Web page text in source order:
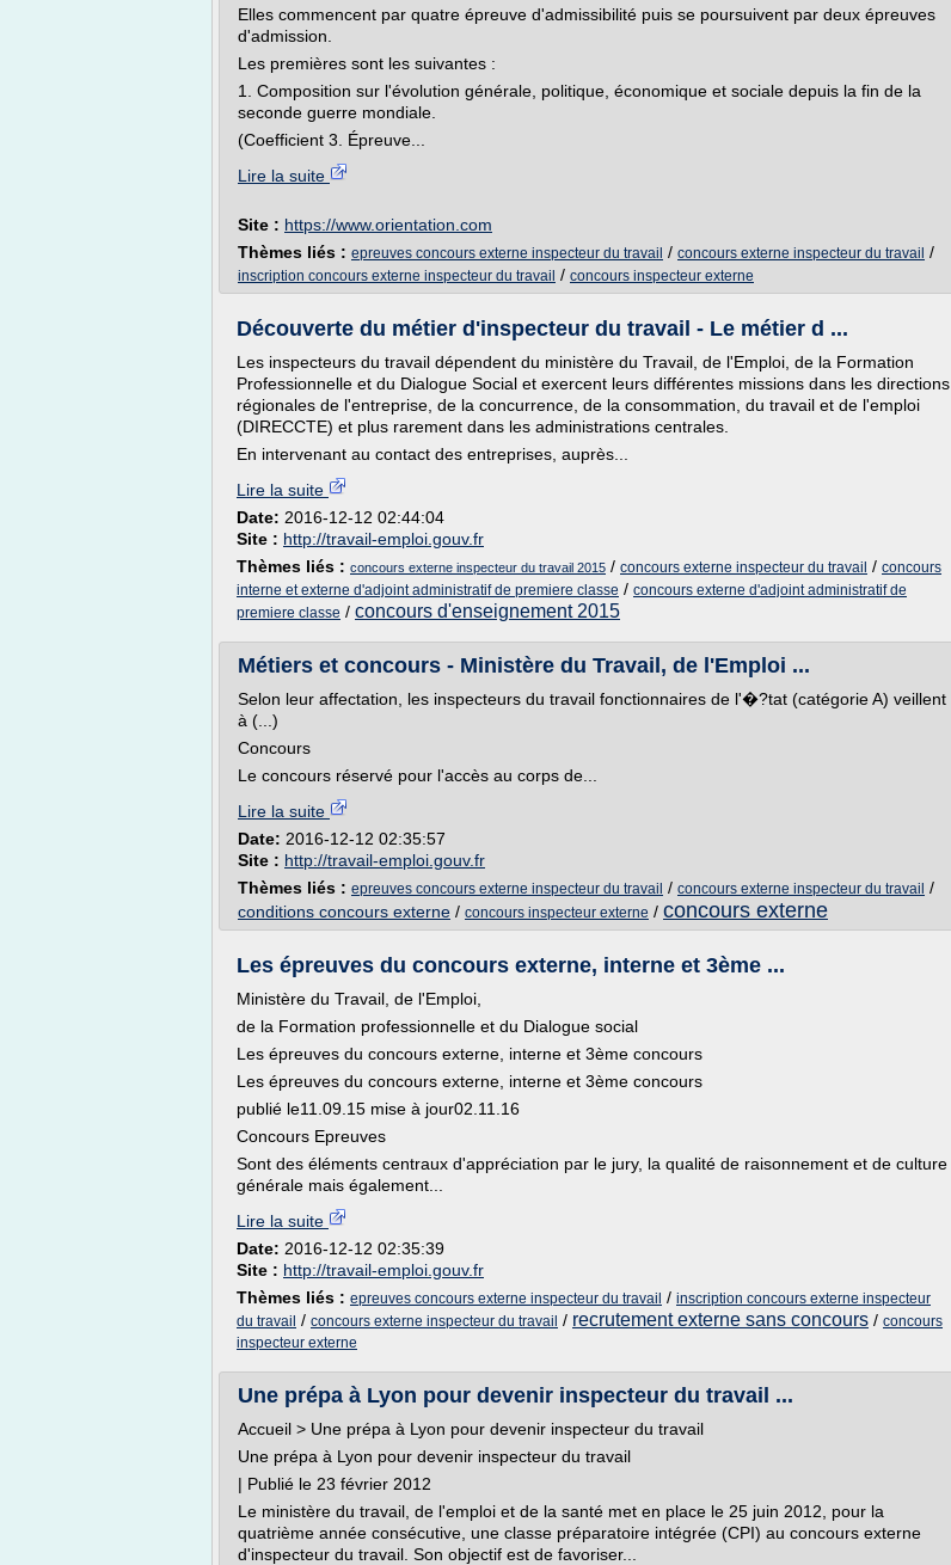
Elles commencent par quatre épreuve d'admissibilité puis se poursuivent par deux épreuves
d'admission.
Les premières sont les suivantes :
1. Composition sur l'évolution générale, politique, économique et sociale depuis la fin de la
seconde guerre mondiale.
(Coefficient 3. Épreuve...
Lire la suite
Site : https://www.orientation.com
Thèmes liés : epreuves concours externe inspecteur du travail / concours externe inspecteur du travail /
inscription concours externe inspecteur du travail / concours inspecteur externe
Découverte du métier d'inspecteur du travail - Le métier d ...
Les inspecteurs du travail dépendent du ministère du Travail, de l'Emploi, de la Formation
Professionnelle et du Dialogue Social et exercent leurs différentes missions dans les directions
régionales de l'entreprise, de la concurrence, de la consommation, du travail et de l'emploi
(DIRECCTE) et plus rarement dans les administrations centrales.
En intervenant au contact des entreprises, auprès...
Lire la suite
Date: 2016-12-12 02:44:04
Site : http://travail-emploi.gouv.fr
Thèmes liés : concours externe inspecteur du travail 2015 / concours externe inspecteur du travail / concours
interne et externe d'adjoint administratif de premiere classe / concours externe d'adjoint administratif de
premiere classe / concours d'enseignement 2015
Métiers et concours - Ministère du Travail, de l'Emploi ...
Selon leur affectation, les inspecteurs du travail fonctionnaires de l'�?tat (catégorie A) veillent
à (...)
Concours
Le concours réservé pour l'accès au corps de...
Lire la suite
Date: 2016-12-12 02:35:57
Site : http://travail-emploi.gouv.fr
Thèmes liés : epreuves concours externe inspecteur du travail / concours externe inspecteur du travail /
conditions concours externe / concours inspecteur externe / concours externe
Les épreuves du concours externe, interne et 3ème ...
Ministère du Travail, de l'Emploi,
de la Formation professionnelle et du Dialogue social
Les épreuves du concours externe, interne et 3ème concours
Les épreuves du concours externe, interne et 3ème concours
publié le11.09.15 mise à jour02.11.16
Concours Epreuves
Sont des éléments centraux d'appréciation par le jury, la qualité de raisonnement et de culture
générale mais également...
Lire la suite
Date: 2016-12-12 02:35:39
Site : http://travail-emploi.gouv.fr
Thèmes liés : epreuves concours externe inspecteur du travail / inscription concours externe inspecteur
du travail / concours externe inspecteur du travail / recrutement externe sans concours / concours
inspecteur externe
Une prépa à Lyon pour devenir inspecteur du travail ...
Accueil > Une prépa à Lyon pour devenir inspecteur du travail
Une prépa à Lyon pour devenir inspecteur du travail
| Publié le 23 février 2012
Le ministère du travail, de l'emploi et de la santé met en place le 25 juin 2012, pour la
quatrième année consécutive, une classe préparatoire intégrée (CPI) au concours externe
d'inspecteur du travail. Son objectif est de favoriser...